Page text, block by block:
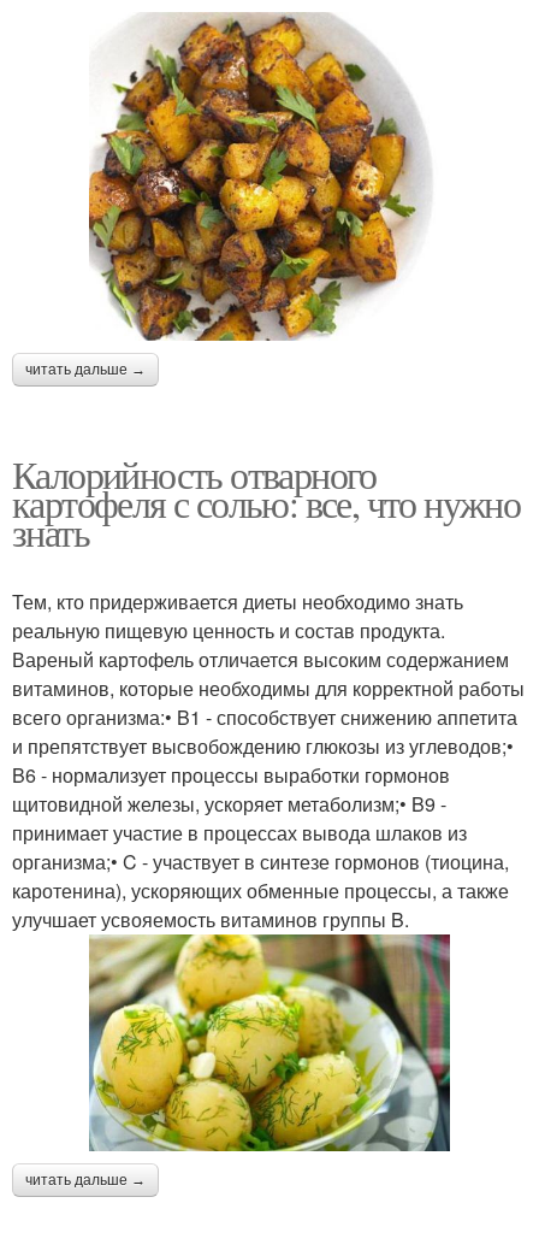
читать дальше →
Калорийность отварного
картофеля с солью: все, что нужно
знать
Тем, кто придерживается диеты необходимо знать
реальную пищевую ценность и состав продукта.
Вареный картофель отличается высоким содержанием
витаминов, которые необходимы для корректной работы
всего организма:• B1 - способствует снижению аппетита
и препятствует высвобождению глюкозы из углеводов;•
B6 - нормализует процессы выработки гормонов
щитовидной железы, ускоряет метаболизм;• B9 -
принимает участие в процессах вывода шлаков из
организма;• C - участвует в синтезе гормонов (тиоцина,
каротенина), ускоряющих обменные процессы, а также
улучшает усвояемость витаминов группы B.
читать дальше →